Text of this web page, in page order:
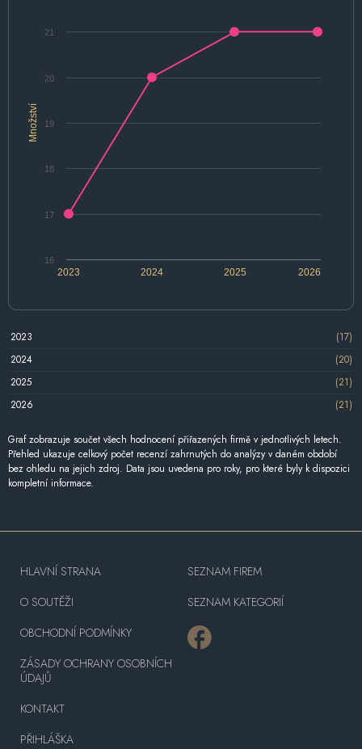
Množství
2024 2026
2023 2025
16
17
18
19
20
21
2023
(17)
2024
(20)
2025
(21)
2026
(21)
Graf zobrazuje součet všech hodnocení přiřazených firmě v jednotlivých letech.
Přehled ukazuje celkový počet recenzí zahrnutých do analýzy v daném období
bez ohledu na jejich zdroj. Data jsou uvedena pro roky, pro které byly k dispozici
kompletní informace.
HLAVNÍ STRANA
O SOUTĚŽI
OBCHODNÍ PODMÍNKY
ZÁSADY OCHRANY OSOBNÍCH
ÚDAJŮ
KONTAKT
PŘIHLÁŠKA
SEZNAM FIREM
SEZNAM KATEGORIÍ